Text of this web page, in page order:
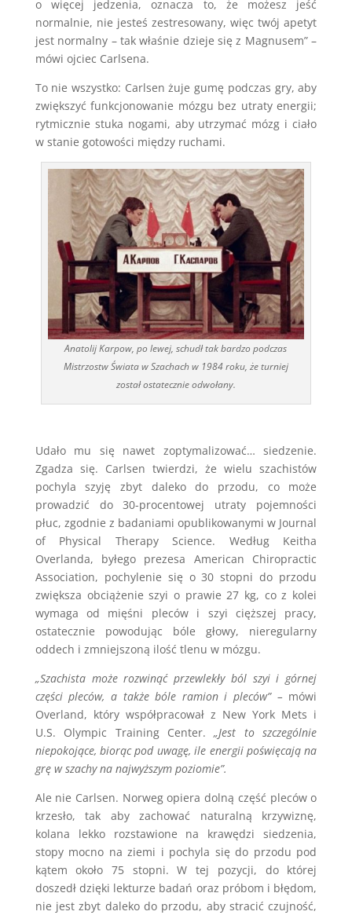
o więcej jedzenia, oznacza to, że możesz jeść
normalnie, nie jesteś zestresowany, więc twój apetyt
jest normalny – tak właśnie dzieje się z Magnusem” –
mówi ojciec Carlsena.
To nie wszystko: Carlsen żuje gumę podczas gry, aby
zwiększyć funkcjonowanie mózgu bez utraty energii;
rytmicznie stuka nogami, aby utrzymać mózg i ciało
w stanie gotowości między ruchami.
Anatolij Karpow, po lewej, schudł tak bardzo podczas
Mistrzostw Świata w Szachach w 1984 roku, że turniej
został ostatecznie odwołany.
Udało mu się nawet zoptymalizować… siedzenie.
Zgadza się. Carlsen twierdzi, że wielu szachistów
pochyla szyję zbyt daleko do przodu, co może
prowadzić do 30-procentowej utraty pojemności
płuc, zgodnie z badaniami opublikowanymi w Journal
of Physical Therapy Science. Według Keitha
Overlanda, byłego prezesa American Chiropractic
Association, pochylenie się o 30 stopni do przodu
zwiększa obciążenie szyi o prawie 27 kg, co z kolei
wymaga od mięśni pleców i szyi cięższej pracy,
ostatecznie powodując bóle głowy, nieregularny
oddech i zmniejszoną ilość tlenu w mózgu.
„Szachista może rozwinąć przewlekły ból szyi i górnej
części pleców, a także bóle ramion i pleców” – mówi
Overland, który współpracował z New York Mets i
U.S. Olympic Training Center.„Jest to szczególnie
niepokojące, biorąc pod uwagę, ile energii poświęcają na
grę w szachy na najwyższym poziomie”.
Ale nie Carlsen. Norweg opiera dolną część pleców o
krzesło, tak aby zachować naturalną krzywiznę,
kolana lekko rozstawione na krawędzi siedzenia,
stopy mocno na ziemi i pochyla się do przodu pod
kątem około 75 stopni. W tej pozycji, do której
doszedł dzięki lekturze badań oraz próbom i błędom,
nie jest zbyt daleko do przodu, aby stracić czujność,